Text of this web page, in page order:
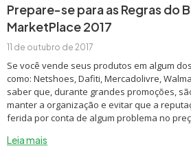
Prepare-se para as Regras do
MarketPlace 2017
11 de outubro de 2017
Se você vende seus produtos em algum
como: Netshoes, Dafiti, Mercadolivre,
saber que, durante grandes promoções,
manter a organização e evitar que a
ferida por conta de algum problema no
Leia mais